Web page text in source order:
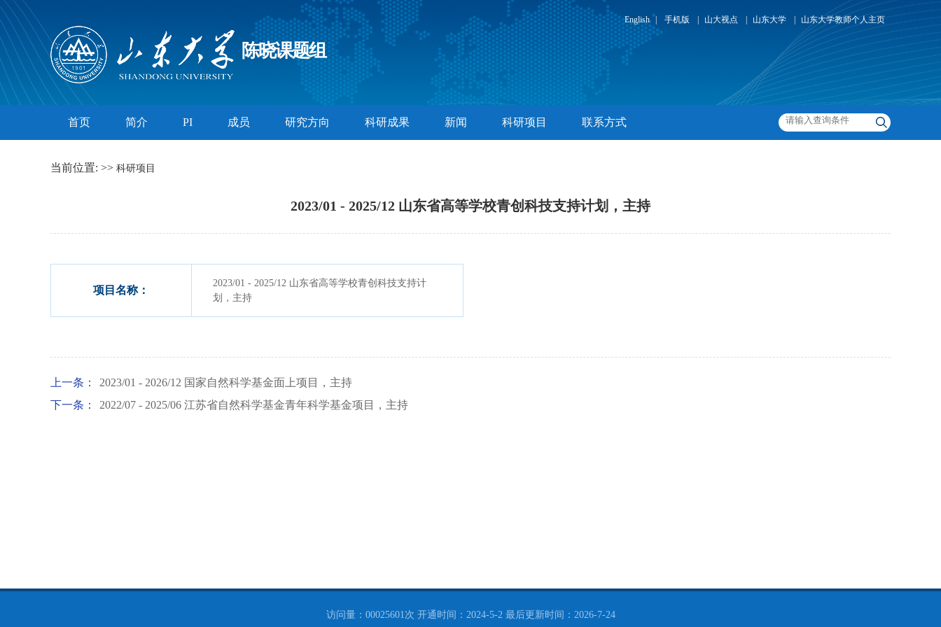
English 手机版 山大视点 山东大学 山东大学教师个人主页
陈晓课题组
首页 简介 PI 成员 研究方向 科研成果 新闻 科研项目 联系方式
当前位置: >> 科研项目
2023/01 - 2025/12 山东省高等学校青创科技支持计划，主持
项目名称：
2023/01 - 2025/12 山东省高等学校青创科技支持计
划，主持
上一条：
2023/01 - 2026/12 国家自然科学基金面上项目，主持
下一条：
2022/07 - 2025/06 江苏省自然科学基金青年科学基金项目，主持
访问量： 00025601次 开通时间： 2024-5-2最后更新时间： 2026-7-24